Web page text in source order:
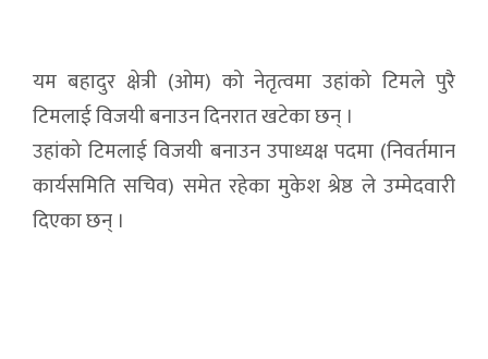
यम बहादुर क्षेत्री (ओम) को नेतृत्वमा उहांको टिमले पुरै
टिमलाई विजयी बनाउन दिनरात खटेका छन् ।
उहांको टिमलाई विजयी बनाउन उपाध्यक्ष पदमा (निवर्तमान
कार्यसमिति सचिव) समेत रहेका मुकेश श्रेष्ठ ले उम्मेदवारी
दिएका छन् ।